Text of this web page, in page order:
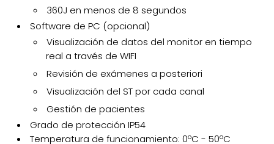
360J en menos de 8 segundos
Software de PC (opcional)
Visualización de datos del monitor en tiempo
real a través de WIFI
Revisión de exámenes a posteriori
Visualización del ST por cada canal
Gestión de pacientes
Grado de protección IP54
Temperatura de funcionamiento: 0ºC - 50ºC